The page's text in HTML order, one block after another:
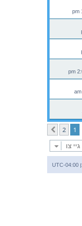
1
2
קומענדיגע
גיי צו
UTC-04:00